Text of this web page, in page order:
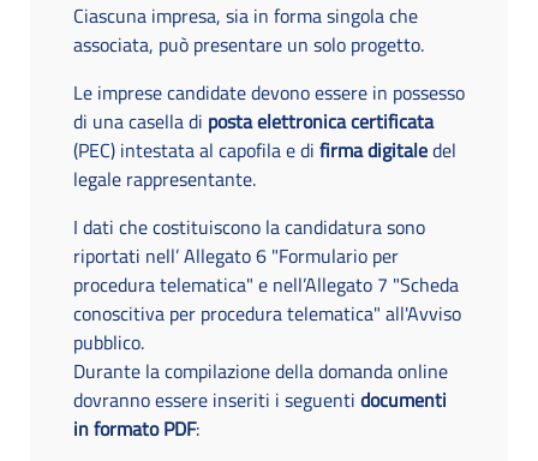
Ciascuna impresa, sia in forma singola che
associata, può presentare un solo progetto.
Le imprese candidate devono essere in possesso
di una casella di posta elettronica certificata
(PEC) intestata al capofila e di firma digitaledel
legale rappresentante.
I dati che costituiscono la candidatura sono
riportati nell’ Allegato 6 "Formulario per
procedura telematica" e nell’Allegato 7 "Scheda
conoscitiva per procedura telematica" all'Avviso
pubblico.
Durante la compilazione della domanda online
dovranno essere inseriti i seguenti documenti
in formato PDF: